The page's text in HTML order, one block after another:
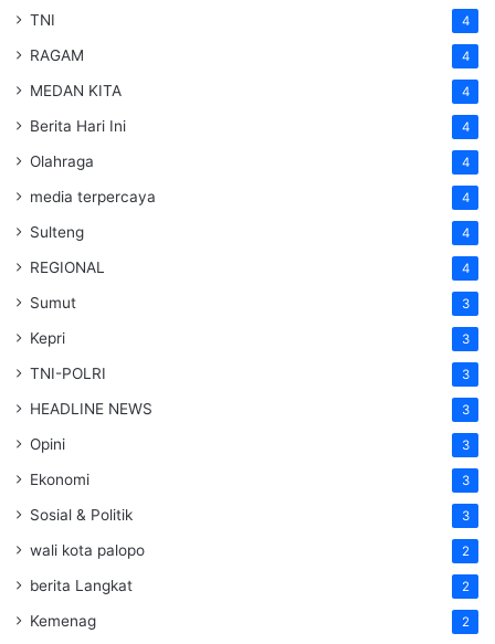
TNI 4
RAGAM 4
MEDAN KITA 4
Berita Hari Ini 4
Olahraga 4
media terpercaya 4
Sulteng 4
REGIONAL 4
Sumut 3
Kepri 3
TNI-POLRI 3
HEADLINE NEWS 3
Opini 3
Ekonomi 3
Sosial & Politik 3
wali kota palopo 2
berita Langkat 2
Kemenag 2